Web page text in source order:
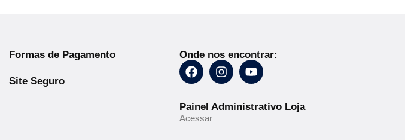
Formas de Pagamento
Site Seguro
Onde nos encontrar:
Painel Administrativo Loja
Acessar